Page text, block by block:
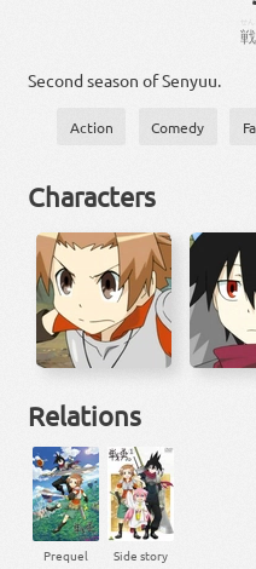
戦
Second season of Senyuu.
Action Comedy
Characters
Relations
Prequel Side story